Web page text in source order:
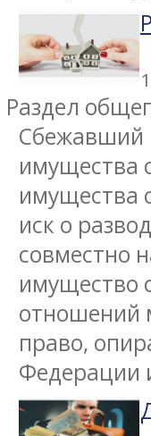
Раздел
Сбежавший
имущества
имущества
иск о
совместно
имущество
отношений
право,
Федерации